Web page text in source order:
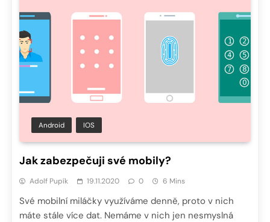
Android IOS
Jak zabezpečuji své mobily?
Adolf Pupík 19.11.2020 0 6 Mins
Své mobilní miláčky využíváme denně, proto v nich
máte stále více dat. Nemáme v nich jen nesmyslná